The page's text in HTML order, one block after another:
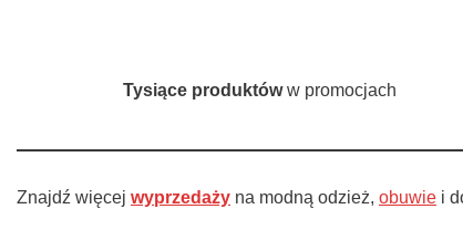
Tysiące produktóww promocjach
Znajdź więcej wyprzedaży na modną odzież, obuwie i